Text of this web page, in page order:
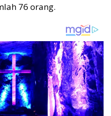
76 orang.